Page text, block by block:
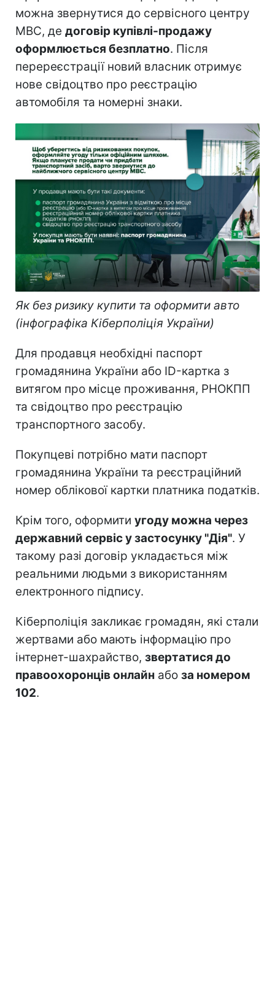
можна звернутися до сервісного центру
МВС, де договір купівлі-продажу
оформлюється безплатно. Після
перереєстрації новий власник отримує
нове свідоцтво про реєстрацію
автомобіля та номерні знаки.
Як без ризику купити та оформити авто
(інфографіка Кіберполіція України)
Для продавця необхідні паспорт
громадянина України або ID-картка з
витягом про місце проживання, РНОКПП
та свідоцтво про реєстрацію
транспортного засобу.
Покупцеві потрібно мати паспорт
громадянина України та реєстраційний
номер облікової картки платника податків.
Крім того, оформити угоду можна через
державний сервіс у застосунку "Дія". У
такому разі договір укладається між
реальними людьми з використанням
електронного підпису.
Кіберполіція закликає громадян, які стали
жертвами або мають інформацію про
інтернет-шахрайство, звертатися до
правоохоронців онлайн або за номером
102.